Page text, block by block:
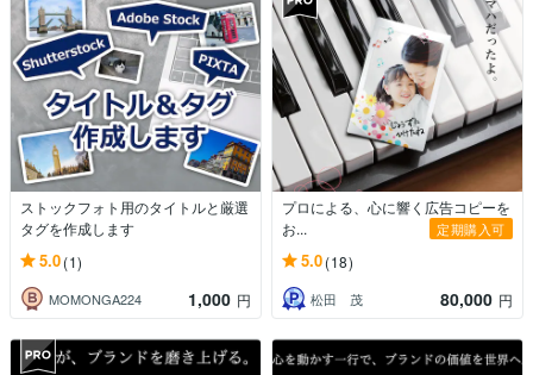
ストックフォト用のタイトルと厳選
タグを作成します
5.0(1)
MOMONGA224 1,000 円
プロによる、心に響く広告コピーを
お...
定期購入可
5.0(18)
松田 茂 80,000 円